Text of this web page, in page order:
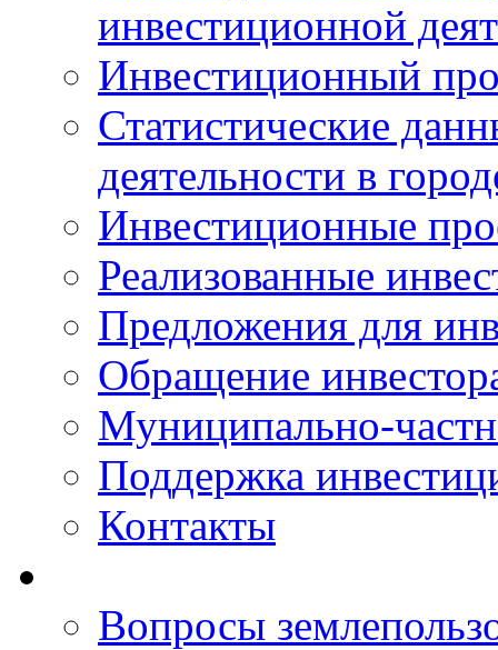
инвестиционной
Инвестиционный
Статистические
деятельности в
Инвестиционные
Реализованные
Предложения для
Обращение
Муниципально-
Поддержка
Контакты
Вопросы